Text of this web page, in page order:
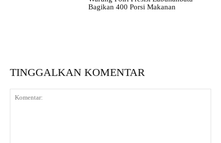
Bagikan 400 Porsi Makanan
TINGGALKAN KOMENTAR